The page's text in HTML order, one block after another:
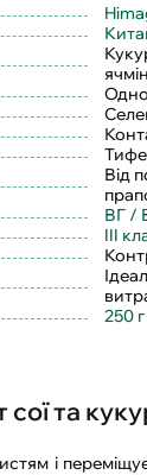
Від
ВГ /
III
250 г
та
і